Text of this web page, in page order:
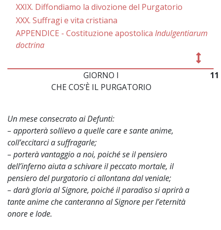
XXIX. Diffondiamo la divozione del Purgatorio
XXX. Suffragi e vita cristiana
APPENDICE - Costituzione apostolica Indulgentiarum
doctrina
GIORNO I
CHE COS’È IL PURGATORIO
Un mese consecrato ai Defunti:
– apporterà sollievo a quelle care e sante anime,
coll’eccitarci a suffragarle;
– porterà vantaggio a noi, poiché se il pensiero
dell’inferno aiuta a schivare il peccato mortale, il
pensiero del purgatorio ci allontana dal veniale;
– darà gloria al Signore, poiché il paradiso si aprirà a
tante anime che canteranno al Signore per l’eternità
onore e lode.
11